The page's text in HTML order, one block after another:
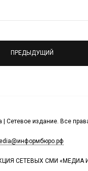
ПРЕДЫДУЩИЙ
Сетевое издание. Все
СЕТЕВЫХ СМИ «МЕДИА